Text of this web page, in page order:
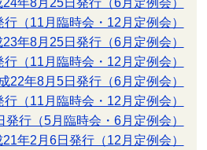
年8月25日発行（6月定例会）
（11月臨時会・12月定例会）
年8月25日発行（6月定例会）
（11月臨時会・12月定例会）
年8月5日発行（6月定例会）
（11月臨時会・12月定例会）
行（5月臨時会・6月定例会）
年2月6日発行（12月定例会）